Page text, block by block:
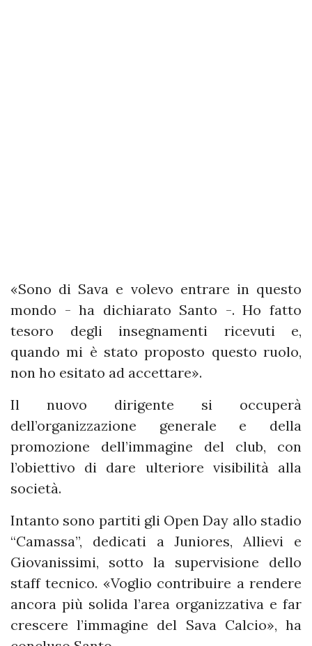
«Sono di Sava e volevo entrare in questo
mondo - ha dichiarato Santo -. Ho fatto
tesoro degli insegnamenti ricevuti e,
quando mi è stato proposto questo ruolo,
non ho esitato ad accettare».
Il nuovo dirigente si occuperà
dell’organizzazione generale e della
promozione dell’immagine del club, con
l’obiettivo di dare ulteriore visibilità alla
società.
Intanto sono partiti gli Open Day allo stadio
“Camassa”, dedicati a Juniores, Allievi e
Giovanissimi, sotto la supervisione dello
staff tecnico. «Voglio contribuire a rendere
ancora più solida l’area organizzativa e far
crescere l’immagine del Sava Calcio», ha